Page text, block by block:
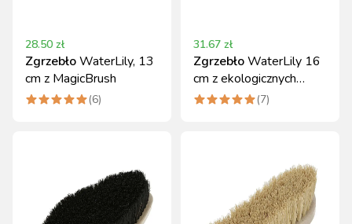
28.50 zł
ZgrzebłoWaterLily, 13
cm z MagicBrush
(6)
31.67 zł
ZgrzebłoWaterLily 16
cm z ekologicznych
materiałów(7)